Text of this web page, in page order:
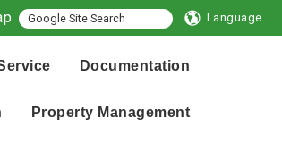
Language
Documentation
Property Management